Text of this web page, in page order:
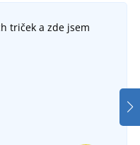
triček a zde jsem